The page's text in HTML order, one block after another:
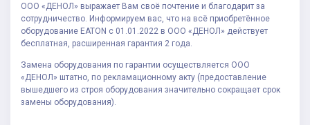
ООО «ДЕНОЛ» выражает Вам своё почтение и благодарит за
сотрудничество. Информируем вас, что на всё приобретённое
оборудование EATON с 01.01.2022 в ООО «ДЕНОЛ» действует
бесплатная, расширенная гарантия 2 года.
Замена оборудования по гарантии осуществляется ООО
«ДЕНОЛ» штатно, по рекламационному акту (предоставление
вышедшего из строя оборудования значительно сокращает срок
замены оборудования).